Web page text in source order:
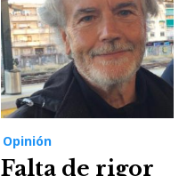
Opinión
Falta de rigor